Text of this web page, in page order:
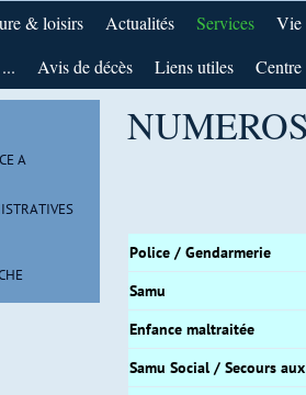
& loisirs Actualités Services
Vie
Avis de décès Liens utiles
A
Police / Gendarmerie
Samu
Enfance maltraitée
Samu Social / Secours